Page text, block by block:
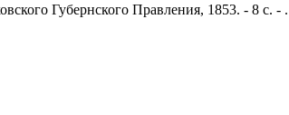
Губернского Правления, 1853. - 8 с.